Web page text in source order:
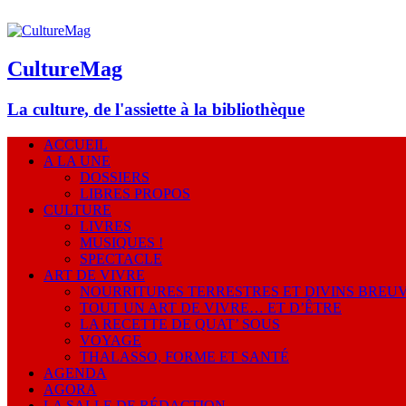
CultureMag
La culture, de l'assiette à la bibliothèque
ACCUEIL
A LA UNE
DOSSIERS
LIBRES PROPOS
CULTURE
LIVRES
MUSIQUES !
SPECTACLE
ART DE VIVRE
NOURRITURES TERRESTRES ET DIVINS
TOUT UN ART DE VIVRE… ET D’ÊTRE
LA RECETTE DE QUAT’ SOUS
VOYAGE
THALASSO, FORME ET SANTÉ
AGENDA
AGORA